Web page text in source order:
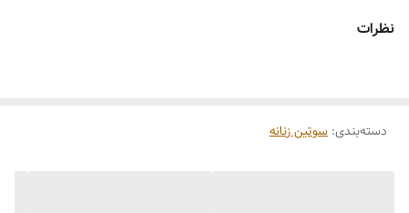
نظرات
دسته‌بندی: سوتین زنانه